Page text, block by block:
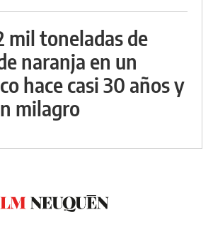
mil toneladas de
naranja en un
hace casi 30 años y
milagro